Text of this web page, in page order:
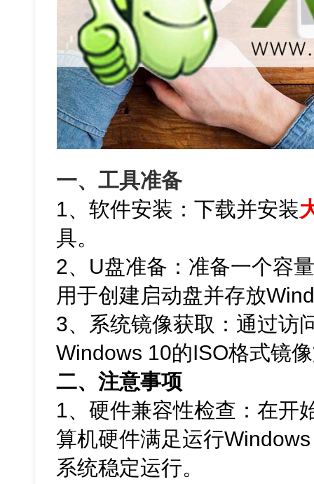
一、工具准备
1、软件安装：下载并安装
具。
2、U盘准备：准备一个容
用于创建启动盘并存放
3、系统镜像获取：通过访
Windows 10的ISO格式镜
二、注意事项
1、硬件兼容性检查：在开
算机硬件满足运行
系统稳定运行。